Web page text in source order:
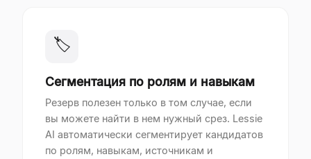
🏷
Сегментация по ролям и навыкам
Резерв полезен только в том случае, если
вы можете найти в нем нужный срез. Lessie
AI автоматически сегментирует кандидатов
по ролям, навыкам, источникам и